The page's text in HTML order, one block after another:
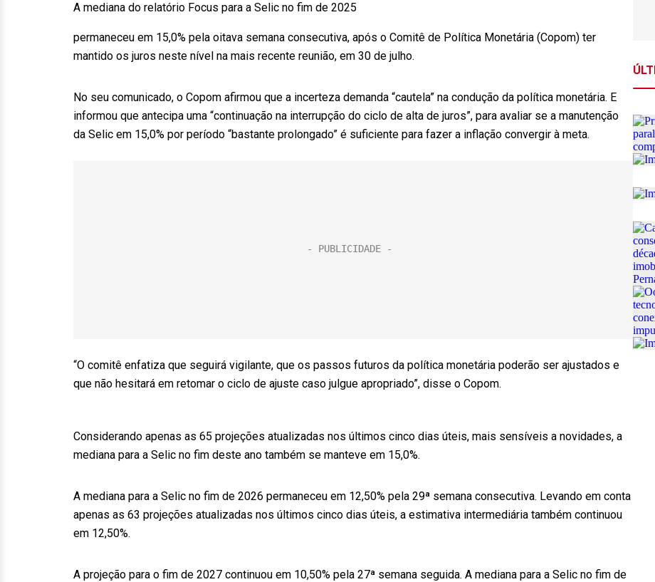
A mediana do relatório Focus para a Selic no fim de 2025
permaneceu em 15,0% pela oitava semana consecutiva, após o Comitê de Política Monetária (Copom) ter
mantido os juros neste nível na mais recente reunião, em 30 de julho.
No seu comunicado, o Copom afirmou que a incerteza demanda “cautela” na condução da política monetária. E
informou que antecipa uma “continuação na interrupção do ciclo de alta de juros”, para avaliar se a manutenção
da Selic em 15,0% por período “bastante prolongado” é suficiente para fazer a inflação convergir à meta.
“O comitê enfatiza que seguirá vigilante, que os passos futuros da política monetária poderão ser ajustados e
que não hesitará em retomar o ciclo de ajuste caso julgue apropriado”, disse o Copom.
Considerando apenas as 65 projeções atualizadas nos últimos cinco dias úteis, mais sensíveis a novidades, a
mediana para a Selic no fim deste ano também se manteve em 15,0%.
A mediana para a Selic no fim de 2026 permaneceu em 12,50% pela 29ª semana consecutiva. Levando em conta
apenas as 63 projeções atualizadas nos últimos cinco dias úteis, a estimativa intermediária também continuou
em 12,50%.
A projeção para o fim de 2027 continuou em 10,50% pela 27ª semana seguida. A mediana para a Selic no fim de